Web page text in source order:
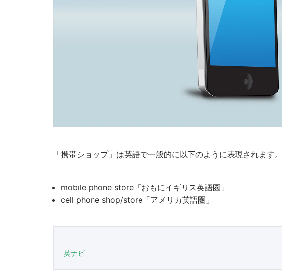
「携帯ショップ」は英語で一般的に以下のように表現されます。
mobile phone store「おもにイギリス英語圏」
cell phone shop/store「アメリカ英語圏」
英ナビ